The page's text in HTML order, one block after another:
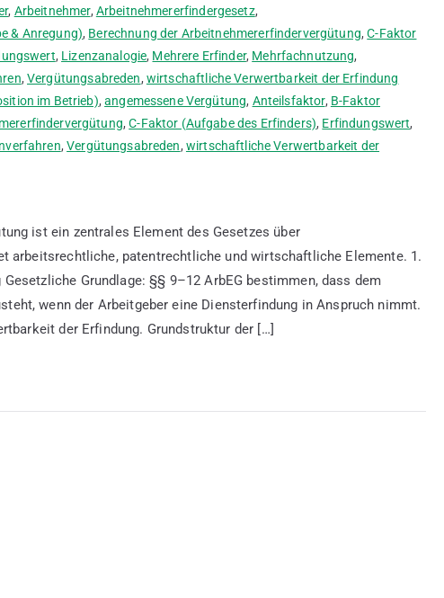
, Arbeitnehmer, Arbeitnehmererfindergesetz,
& Anregung), Berechnung der Arbeitnehmererfindervergütung,C-Faktor
, Lizenzanalogie, Mehrere Erfinder, Mehrfachnutzung,
,Vergütungsabreden, wirtschaftliche Verwertbarkeit der Erfindung
im Betrieb),angemessene Vergütung, Anteilsfaktor, B-Faktor
,C-Faktor (Aufgabe des Erfinders), Erfindungswert,
,Vergütungsabreden, wirtschaftliche Verwertbarkeit der
ist ein zentrales Element des Gesetzes über
arbeitsrechtliche, patentrechtliche und wirtschaftliche Elemente. 1.
Grundlage: §§ 9–12 ArbEG bestimmen, dass dem
wenn der Arbeitgeber eine Diensterfindung in Anspruch nimmt.
der Erfindung. Grundstruktur der […]